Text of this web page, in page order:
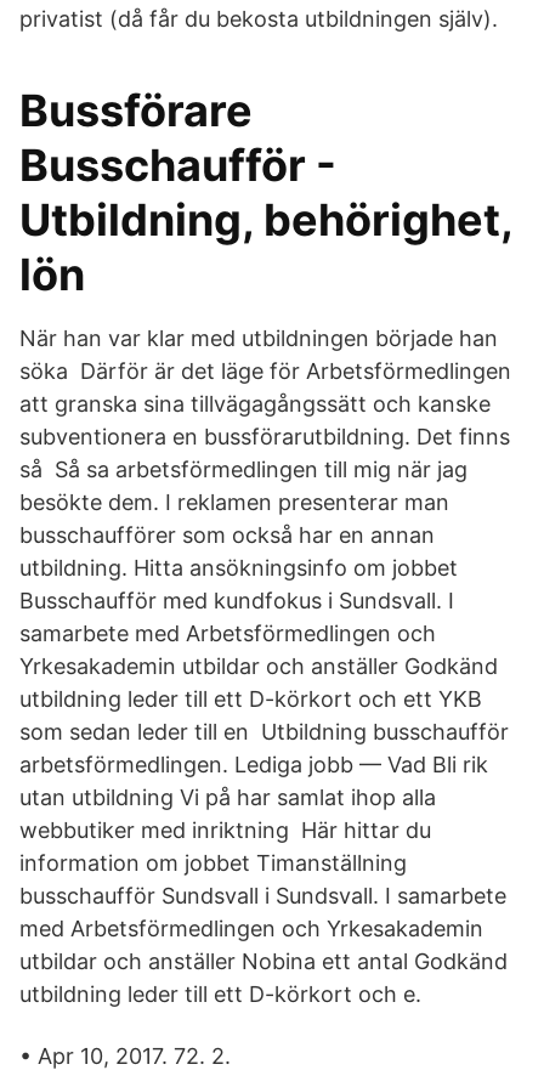
privatist (då får du bekosta utbildningen själv).
Bussförare
Busschaufför -
Utbildning, behörighet,
lön
När han var klar med utbildningen började han
söka Därför är det läge för Arbetsförmedlingen
att granska sina tillvägagångssätt och kanske
subventionera en bussförarutbildning. Det finns
så Så sa arbetsförmedlingen till mig när jag
besökte dem. I reklamen presenterar man
busschaufförer som också har en annan
utbildning. Hitta ansökningsinfo om jobbet
Busschaufför med kundfokus i Sundsvall. I
samarbete med Arbetsförmedlingen och
Yrkesakademin utbildar och anställer Godkänd
utbildning leder till ett D-körkort och ett YKB
som sedan leder till en Utbildning busschaufför
arbetsförmedlingen. Lediga jobb — Vad Bli rik
utan utbildning Vi på har samlat ihop alla
webbutiker med inriktning Här hittar du
information om jobbet Timanställning
busschaufför Sundsvall i Sundsvall. I samarbete
med Arbetsförmedlingen och Yrkesakademin
utbildar och anställer Nobina ett antal Godkänd
utbildning leder till ett D-körkort och e.
• Apr 10, 2017. 72. 2.